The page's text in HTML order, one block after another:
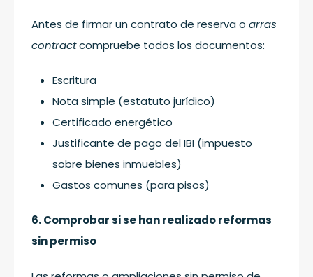
Antes de firmar un contrato de reserva o arras
contractcompruebe todos los documentos:
Escritura
Nota simple (estatuto jurídico)
Certificado energético
Justificante de pago del IBI (impuesto
sobre bienes inmuebles)
Gastos comunes (para pisos)
6. Comprobar si se han realizado reformas
sin permiso